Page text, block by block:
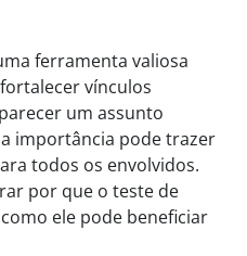
ferramenta valiosa
vínculos
um assunto
importância pode trazer
todos os envolvidos.
por que o teste de
ele pode beneficiar